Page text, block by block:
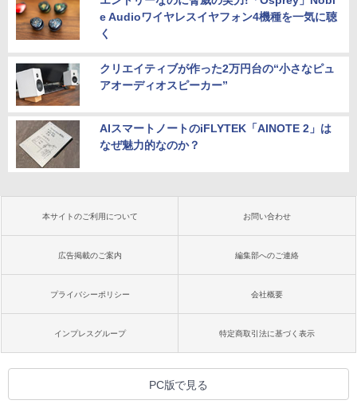
e Audioワイヤレスイヤフォン4機種を一気に聴
く
クリエイティブが作った2万円台の“小さなピュ
アオーディオスピーカー”
AIスマートノートのiFLYTEK「AINOTE 2」は
なぜ魅力的なのか？
本サイトのご利用について お問い合わせ
広告掲載のご案内 編集部へのご連絡
プライバシーポリシー 会社概要
インプレスグループ 特定商取引法に基づく表示
PC版で見る